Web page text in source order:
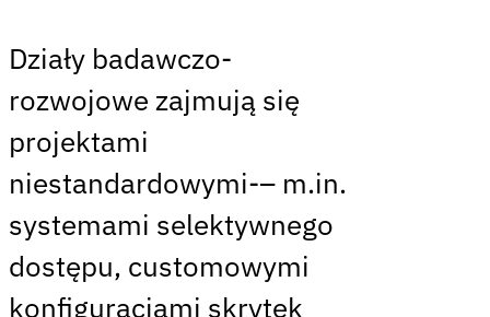
Działy badawczo-
rozwojowe zajmują się
projektami
niestandardowymi-– m.in.
systemami selektywnego
dostępu, customowymi
konfiguracjami skrytek